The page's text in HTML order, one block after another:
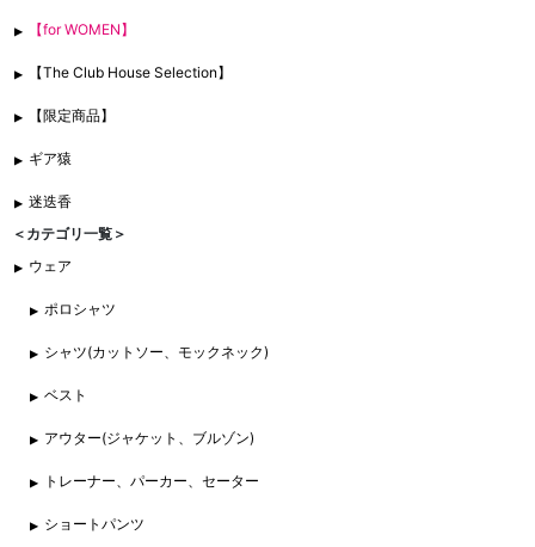
【for WOMEN】
【The Club House Selection】
【限定商品】
ギア猿
迷迭香
＜カテゴリ一覧＞
ウェア
ポロシャツ
シャツ(カットソー、モックネック)
ベスト
アウター(ジャケット、ブルゾン)
トレーナー、パーカー、セーター
ショートパンツ